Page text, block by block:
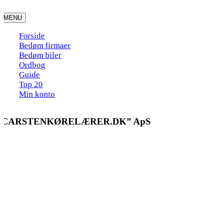
to
content
MENU
Forside
Bedøm firmaer
Bedøm biler
Ordbog
Guide
Top 20
Min konto
ApS